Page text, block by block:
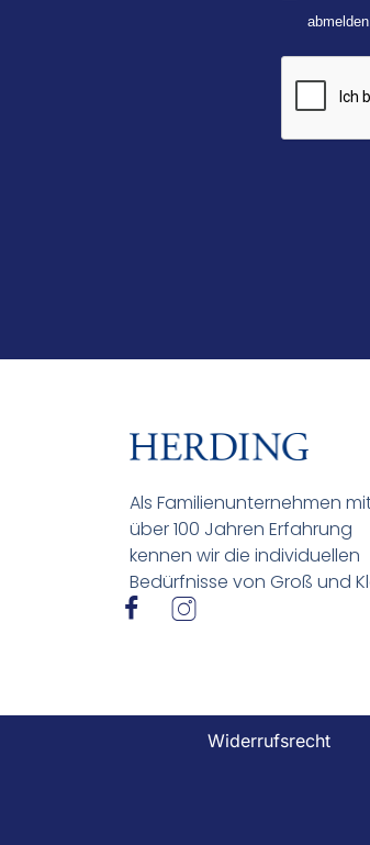
abmelden.
Als Familienunternehmen
über 100 Jahren Erfahrung
kennen wir die individuellen
Bedürfnisse von Groß und
I
I
c
Widerrufsrecht